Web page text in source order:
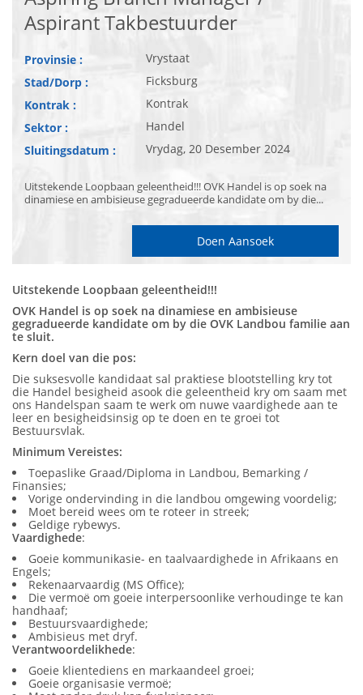
Aspirant Takbestuurder
Provinsie :
Vrystaat
Stad/Dorp :
Ficksburg
Kontrak :
Kontrak
Sektor :
Handel
Sluitingsdatum :
Vrydag, 20 Desember 2024
Uitstekende Loopbaan geleentheid!!! OVK Handel is op soek na
dinamiese en ambisieuse gegradueerde kandidate om by die...
Doen Aansoek
Uitstekende Loopbaan geleentheid!!!
OVK Handel is op soek na dinamiese en ambisieuse
gegradueerde kandidate om by die OVK Landbou familie aan
te sluit.
Kern doel van die pos:
Die suksesvolle kandidaat sal praktiese blootstelling kry tot
die Handel besigheid asook die geleentheid kry om saam met
ons Handelspan saam te werk om nuwe vaardighede aan te
leer en besigheidsinsig op te doen en te groei tot
Bestuursvlak.
Minimum Vereistes:
Toepaslike Graad/Diploma in Landbou, Bemarking /
Finansies;
Vorige ondervinding in die landbou omgewing voordelig;
Moet bereid wees om te roteer in streek;
Geldige rybewys.
Vaardighede:
Goeie kommunikasie- en taalvaardighede in Afrikaans en
Engels;
Rekenaarvaardig (MS Office);
Die vermoë om goeie interpersoonlike verhoudinge te kan
handhaaf;
Bestuursvaardighede;
Ambisieus met dryf.
Verantwoordelikhede:
Goeie klientediens en markaandeel groei;
Goeie organisasie vermoë;